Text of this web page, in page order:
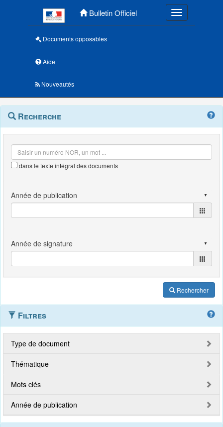
Bulletin Officiel Toggle
Documents opposables
Aide
Nouveautés
Navigation
outils
Menu
contextuel
Recherche
dans le texte intégral des documents
Rechercher
Filtres
Type de document
Thématique
Mots clés
Année de publication